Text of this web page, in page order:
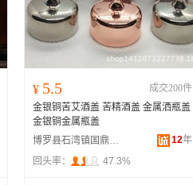
¥ 5.5
成交200件
金银铜苦艾酒盖 苦精酒盖 金属洒瓶盖
金银铜金属瓶盖
博罗县石湾镇国鼎五金加工厂
12年
回头率：
47.3%